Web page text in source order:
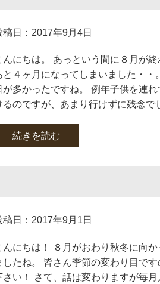
稿日：2017年9月4日
んにちは。 あっという間に８月が
と４ヶ月になってしまいました・・
が多かったですね。 例年子供を連
るのですが、あまり行けずに残念で
続きを読む
稿日：2017年9月1日
んにちは！ ８月がおわり秋冬に向
したね。 皆さん季節の変わり目で
さい！ さて、話は変わりますが毎